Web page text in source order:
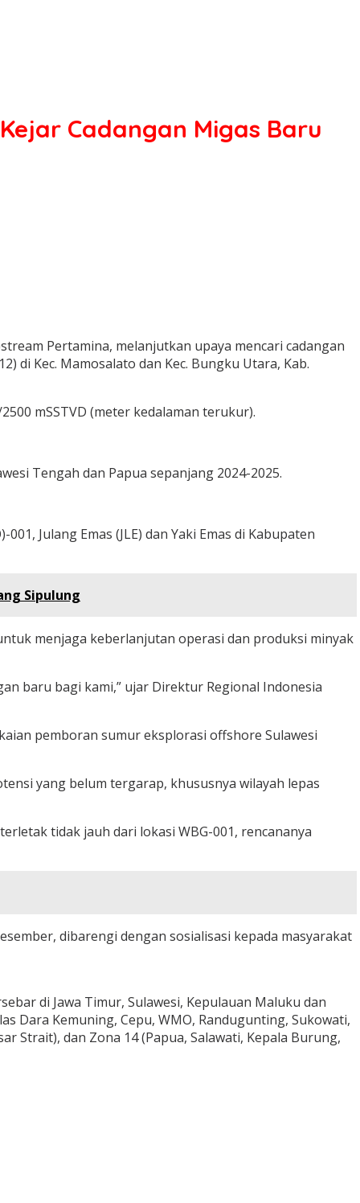
Cadangan Migas Baru
Pertamina, melanjutkan upaya mencari cadangan
di Kec. Mamosalato dan Kec. Bungku Utara, Kab.
mSSTVD (meter kedalaman terukur).
Tengah dan Papua sepanjang 2024-2025.
Julang Emas (JLE) dan Yaki Emas di Kabupaten
Sipulung
menjaga keberlanjutan operasi dan produksi minyak
baru bagi kami,” ujar Direktur Regional Indonesia
pemboran sumur eksplorasi offshore Sulawesi
yang belum tergarap, khususnya wilayah lepas
tidak jauh dari lokasi WBG-001, rencananya
dibarengi dengan sosialisasi kepada masyarakat
di Jawa Timur, Sulawesi, Kepulauan Maluku dan
Dara Kemuning, Cepu, WMO, Randugunting, Sukowati,
Strait), dan Zona 14 (Papua, Salawati, Kepala Burung,